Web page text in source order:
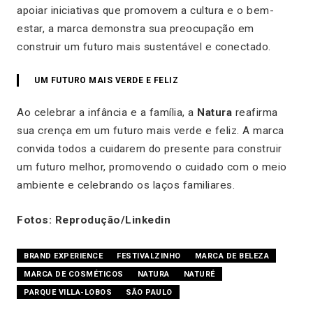
apoiar iniciativas que promovem a cultura e o bem-
estar, a marca demonstra sua preocupação em
construir um futuro mais sustentável e conectado.
UM FUTURO MAIS VERDE E FELIZ
Ao celebrar a infância e a família, a Natura reafirma
sua crença em um futuro mais verde e feliz. A marca
convida todos a cuidarem do presente para construir
um futuro melhor, promovendo o cuidado com o meio
ambiente e celebrando os laços familiares.
Fotos: Reprodução/Linkedin
BRAND EXPERIENCE FESTIVALZINHO
MARCA DE BELEZA
MARCA DE COSMÉTICOS
NATURA
NATURÉ
PARQUE VILLA-LOBOS
SÃO PAULO